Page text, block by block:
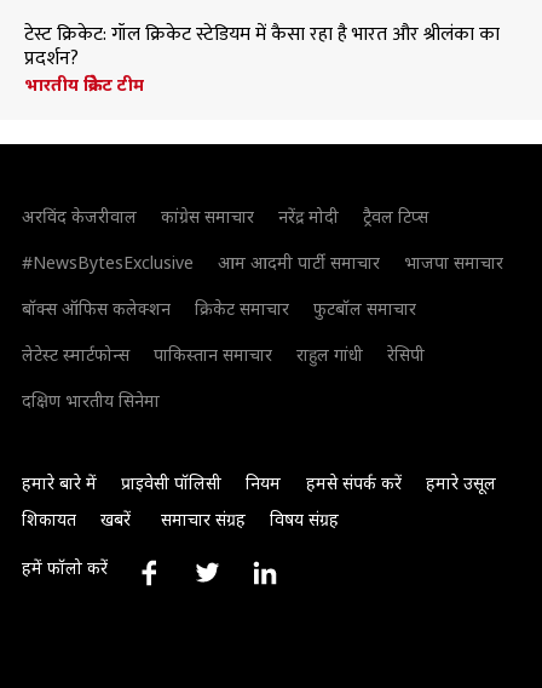
टेस्ट क्रिकेट: गॉल क्रिकेट स्टेडियम में कैसा रहा है भारत और श्रीलंका का
प्रदर्शन?
भारतीय क्रिकेट टीम
अरविंद केजरीवाल कांग्रेस समाचार नरेंद्र मोदी
ट्रैवल टिप्स
#NewsBytesExclusive
आम आदमी पार्टी समाचार
भाजपा समाचार
बॉक्स ऑफिस कलेक्शन
क्रिकेट समाचार
फुटबॉल समाचार
लेटेस्ट स्मार्टफोन्स
पाकिस्तान समाचार राहुल गांधी
रेसिपी
दक्षिण भारतीय सिनेमा
हमारे बारे में प्राइवेसी पॉलिसी नियम हमसे संपर्क करें
हमारे उसूल
शिकायत
खबरें समाचार संग्रह विषय संग्रह
हमें फॉलो करें